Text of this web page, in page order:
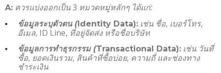
A: ควรแบ่งออกเป็น3 หมวดหมู่หลักๆ ได้แก่:
ข้อมูลระบุตัวตน (Identity Data): เช่น ชื่อ, เบอร์โทร,
อีเมล, ID Line, ที่อยู่จัดส่ง หรือชื่อบริษัท
ข้อมูลการทำธุรกรรม (Transactional Data): เช่น วันที่
ซื้อ, ยอดเงินรวม, สินค้าที่ซื้อบ่อย, ความถี่ และช่องทาง
ชำระเงิน